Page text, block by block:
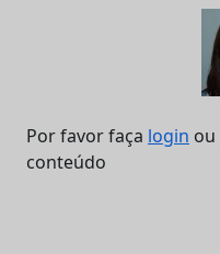
Por favor faça login ou
conteúdo